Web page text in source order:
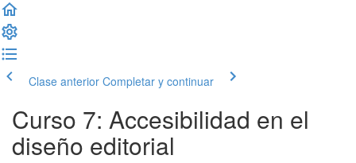
Clase anterior Completar y continuar
Curso 7: Accesibilidad en el
diseño editorial